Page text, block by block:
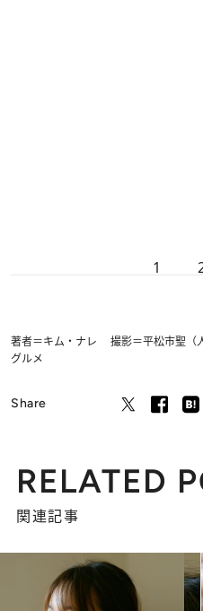
1
著者＝キム・ナレ 撮影＝平松市聖（人
グルメ
Share
RELATED
関連記事